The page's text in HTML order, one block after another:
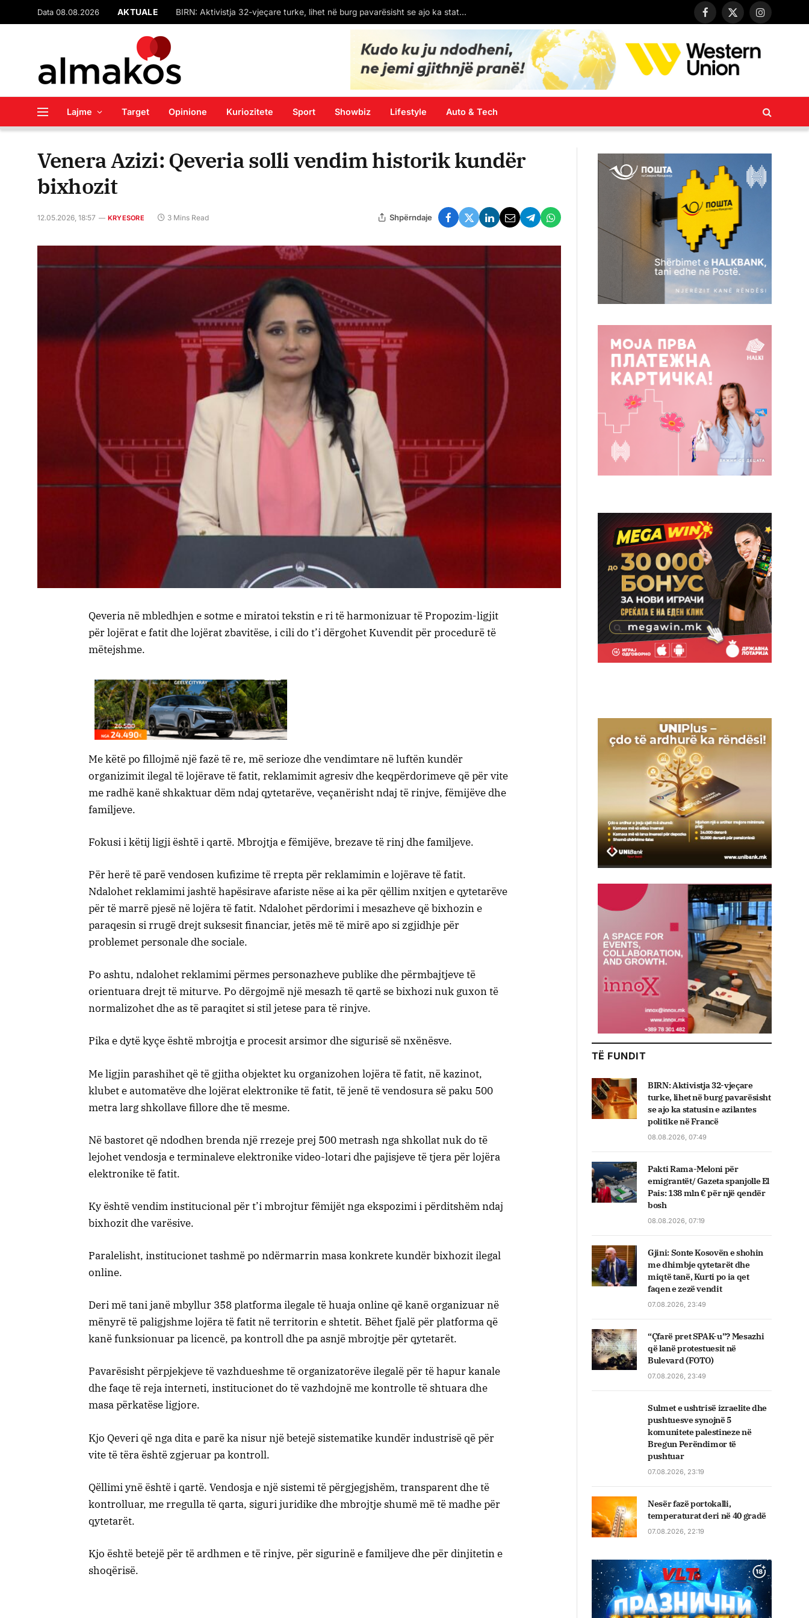
Data 08.08.2026 AKTUALE Pakti Rama-Meloni për emigrantët/ Gazeta spanjolle El Pais: 138 mln € për një qendër bosh
Facebook
X
Instagram
Lajme Target Opinione Kuriozitete Sport Showbiz Lifestyle Auto & Tech
Venera Azizi: Qeveria solli vendim historik kundër
bixhozit
12.05.2026, 18:57 KRYESORE 3 Mins Read Shpërndaje
Qeveria në mbledhjen e sotme e miratoi tekstin e ri të harmonizuar të Propozim-ligjit
për lojërat e fatit dhe lojërat zbavitëse, i cili do t’i dërgohet Kuvendit për procedurë të
mëtejshme.
Me këtë po fillojmë një fazë të re, më serioze dhe vendimtare në luftën kundër
organizimit ilegal të lojërave të fatit, reklamimit agresiv dhe keqpërdorimeve që për vite
me radhë kanë shkaktuar dëm ndaj qytetarëve, veçanërisht ndaj të rinjve, fëmijëve dhe
familjeve.
Fokusi i këtij ligji është i qartë. Mbrojtja e fëmijëve, brezave të rinj dhe familjeve.
Për herë të parë vendosen kufizime të rrepta për reklamimin e lojërave të fatit.
Ndalohet reklamimi jashtë hapësirave afariste nëse ai ka për qëllim nxitjen e qytetarëve
për të marrë pjesë në lojëra të fatit. Ndalohet përdorimi i mesazheve që bixhozin e
paraqesin si rrugë drejt suksesit financiar, jetës më të mirë apo si zgjidhje për
problemet personale dhe sociale.
Po ashtu, ndalohet reklamimi përmes personazheve publike dhe përmbajtjeve të
orientuara drejt të miturve. Po dërgojmë një mesazh të qartë se bixhozi nuk guxon të
normalizohet dhe as të paraqitet si stil jetese para të rinjve.
Pika e dytë kyçe është mbrojtja e procesit arsimor dhe sigurisë së nxënësve.
Me ligjin parashihet që të gjitha objektet ku organizohen lojëra të fatit, në kazinot,
klubet e automatëve dhe lojërat elektronike të fatit, të jenë të vendosura së paku 500
metra larg shkollave fillore dhe të mesme.
Në bastoret që ndodhen brenda një rrezeje prej 500 metrash nga shkollat nuk do të
lejohet vendosja e terminaleve elektronike video-lotari dhe pajisjeve të tjera për lojëra
elektronike të fatit.
Ky është vendim institucional për t’i mbrojtur fëmijët nga ekspozimi i përditshëm ndaj
bixhozit dhe varësive.
Paralelisht, institucionet tashmë po ndërmarrin masa konkrete kundër bixhozit ilegal
online.
Deri më tani janë mbyllur 358 platforma ilegale të huaja online që kanë organizuar në
mënyrë të paligjshme lojëra të fatit në territorin e shtetit. Bëhet fjalë për platforma që
kanë funksionuar pa licencë, pa kontroll dhe pa asnjë mbrojtje për qytetarët.
Pavarësisht përpjekjeve të vazhdueshme të organizatorëve ilegalë për të hapur kanale
dhe faqe të reja interneti, institucionet do të vazhdojnë me kontrolle të shtuara dhe
masa përkatëse ligjore.
Kjo Qeveri që nga dita e parë ka nisur një betejë sistematike kundër industrisë që për
vite të tëra është zgjeruar pa kontroll.
Qëllimi ynë është i qartë. Vendosja e një sistemi të përgjegjshëm, transparent dhe të
kontrolluar, me rregulla të qarta, siguri juridike dhe mbrojtje shumë më të madhe për
qytetarët.
Kjo është betejë për të ardhmen e të rinjve, për sigurinë e familjeve dhe për dinjitetin e
shoqërisë.
TË FUNDIT
BIRN: Aktivistja 32-vjeçare
turke, lihet në burg pavarësisht
se ajo ka statusin e azilantes
politike në Francë
08.08.2026, 07:49
Pakti Rama-Meloni për
emigrantët/ Gazeta spanjolle El
Pais: 138 mln € për një qendër
bosh
08.08.2026, 07:19
Gjini: Sonte Kosovën e shohin
me dhimbje qytetarët dhe
miqtë tanë, Kurti po ia qet
faqen e zezë vendit
07.08.2026, 23:49
“Çfarë pret SPAK-u”? Mesazhi
që lanë protestuesit në
Bulevard (FOTO)
07.08.2026, 23:49
Sulmet e ushtrisë izraelite dhe
pushtuesve synojnë 5
komunitete palestineze në
Bregun Perëndimor të
pushtuar
07.08.2026, 23:19
Nesër fazë portokalli,
temperaturat deri në 40 gradë
07.08.2026, 22:19